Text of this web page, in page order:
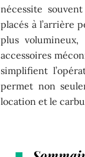
nécessite
placés à l’arrière
plus
accessoires
simplifient
permet non
location et le